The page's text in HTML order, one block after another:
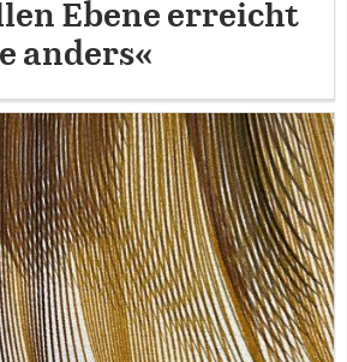
Ebene erreicht
anders«